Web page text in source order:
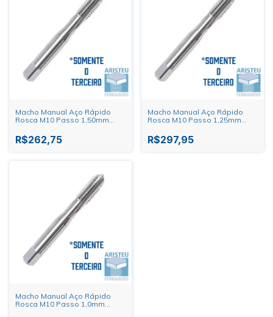
Macho Manual Aço Rápido
Rosca M10 Passo 1,50mm
R$262,75
Macho Manual Aço Rápido
Rosca M10 Passo 1,25mm
R$297,95
Macho Manual Aço Rápido
Rosca M10 Passo 1,0mm